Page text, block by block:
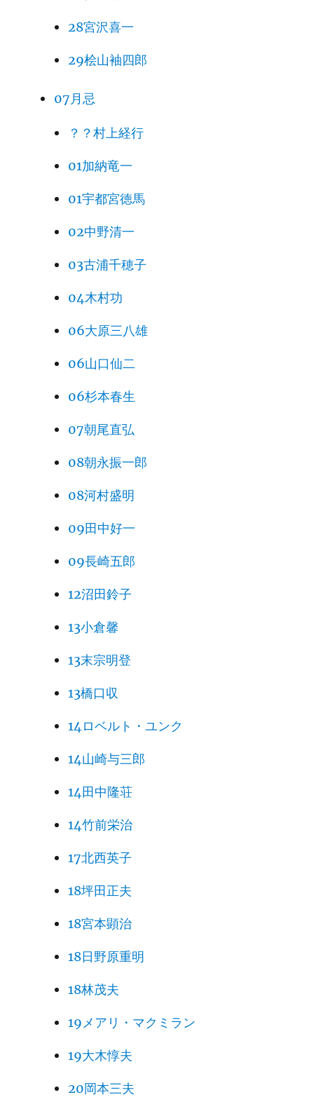
28宮沢喜一
29桧山袖四郎
07月忌
？？村上経行
01加納竜一
01宇都宮徳馬
02中野清一
03古浦千穂子
04木村功
06大原三八雄
06山口仙二
06杉本春生
07朝尾直弘
08朝永振一郎
08河村盛明
09田中好一
09長崎五郎
12沼田鈴子
13小倉馨
13末宗明登
13橋口収
14ロベルト・ユンク
14山崎与三郎
14田中隆荘
14竹前栄治
17北西英子
18坪田正夫
18宮本顕治
18日野原重明
18林茂夫
19メアリ・マクミラン
19大木惇夫
20岡本三夫